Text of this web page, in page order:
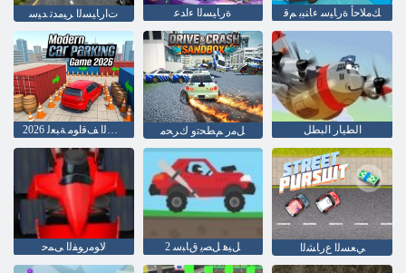
ﺕﺍﺭﺎﻴﺴﻟﺍ ﺮﻴﻣﺪﺗ ﺪﻴﺳ ﺓﺭﺎﻴﺴﻟﺍ ءﺍﺪﻋ ﻚﻣﻼ ﺣﺃ ﺓﺭﺎﻴﺳ ءﺎﻨﺒﺑ ﻢﻗ
2026 ﺔﺜﻳﺪﺤﻟﺍ ﺕﺍﺭﺎﻴﺴﻟﺍ ﻒﻗﺍﻮﻣ ﺔﺒﻌﻟ ﻞﻣﺭ ﻢﻄﺤﺗﻭ ﻙﺮﺤﻣ الطيار البطل
ﻻ ﻮﻣﺭﻮﻔﻟﺍ ﻰﻤﺣ 2 ﻞﻴﻫ ﻞﺼﻳ ﻕﺎﺒﺳ ﻲﻌﺴﻟﺍ ﻉﺭﺎﺸﻟﺍ